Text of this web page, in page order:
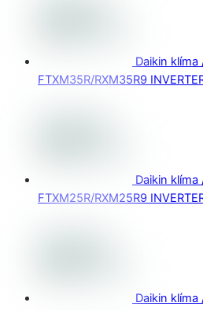
Daikin klíma
FTXM35R/RXM35R9
Daikin klíma
FTXM25R/RXM25R9
Daikin klíma